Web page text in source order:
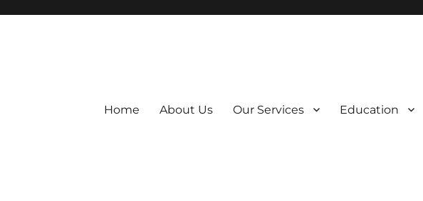
Home About Us Our Services Education